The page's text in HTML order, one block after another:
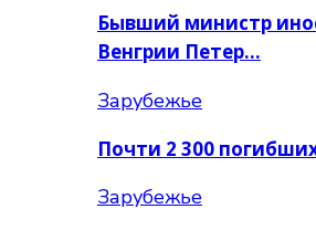
Бывший министр
Венгрии Петер…
Зарубежье
Почти 2 300
Зарубежье